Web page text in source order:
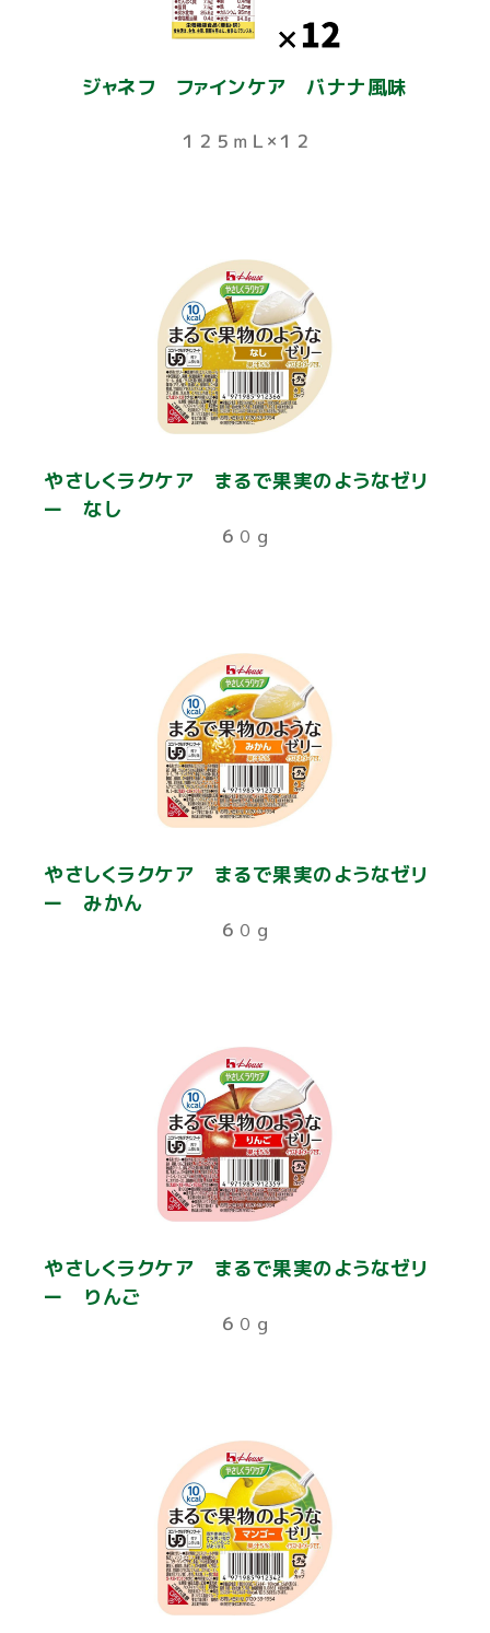
ジャネフ ファインケア バナナ風味
１２５ｍＬ×１２
やさしくラクケア まるで果実のようなゼリ
ー なし
６０ｇ
やさしくラクケア まるで果実のようなゼリ
ー みかん
６０ｇ
やさしくラクケア まるで果実のようなゼリ
ー りんご
６０ｇ